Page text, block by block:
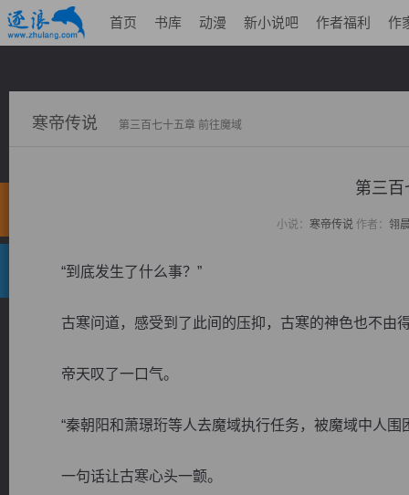
首页 书库 动漫 新小说吧 作者福利 作
寒帝传说 第三百七十五章 前往魔域
第三百
小说： 寒帝传说作者： 翎
“到底发生了什么事？”
古寒问道，感受到了此间的压抑，古寒的神色也不由
帝天叹了一口气。
“秦朝阳和萧璟珩等人去魔域执行任务，被魔域中人围
一句话让古寒心头一颤。